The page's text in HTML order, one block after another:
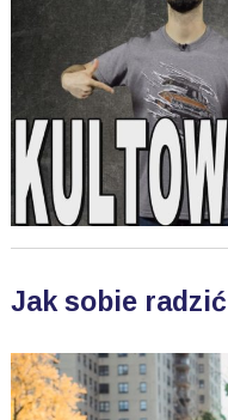
Jak sobie